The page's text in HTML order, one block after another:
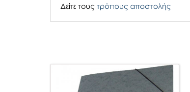
Δείτε τους τρόπους αποστολής